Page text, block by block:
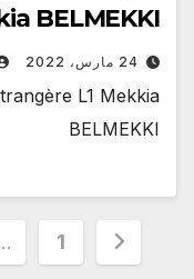
BELMEKKI
24 مارس، 2022
L1 Mekkia
BELMEKKI
Posts
1